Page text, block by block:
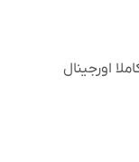
اورجینال